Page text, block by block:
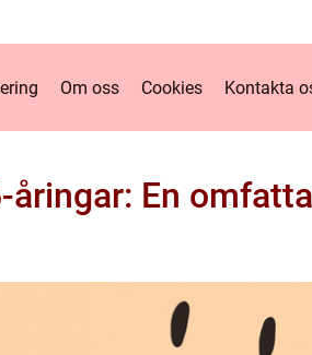
Om oss Cookies Kontakta
åringar: En